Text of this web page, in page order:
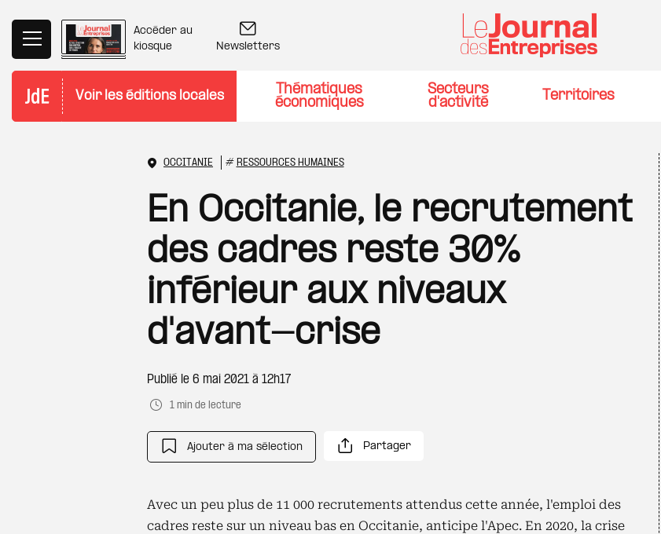
Accéder au
kiosque
Newsletters
Voir les éditions locales
Thématiques
économiques
Secteurs
d'activité
Territoires
OCCITANIE # RESSOURCES HUMAINES
En Occitanie, le recrutement
des cadres reste 30%
inférieur aux niveaux
d'avant-crise
Publié le 6 mai 2021 à 12h17
1 min de lecture
Ajouter à ma sélection Partager
Avec un peu plus de 11 000 recrutements attendus cette année, l'emploi des
cadres reste sur un niveau bas en Occitanie, anticipe l'Apec. En 2020, la crise